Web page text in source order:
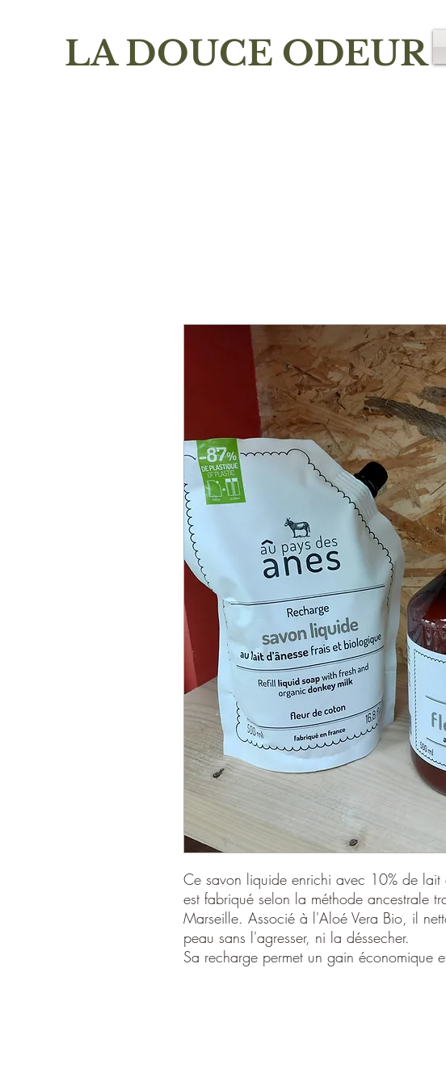
LA DOUCE ODEUR
Ce savon liquide enrichi avec 10% de lait
est fabriqué selon la méthode ancestrale
Marseille. Associé à l'Aloé Vera Bio, il
peau sans l'agresser, ni la déssecher.
Sa recharge permet un gain économique